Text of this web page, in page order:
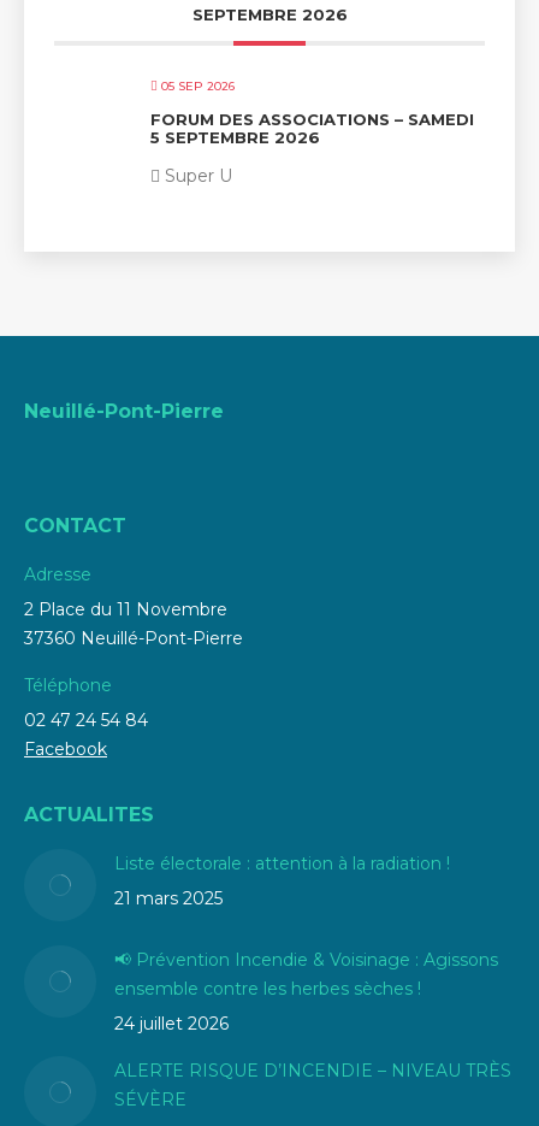
SEPTEMBRE 2026
05 SEP 2026
FORUM DES ASSOCIATIONS – SAMEDI
5 SEPTEMBRE 2026
Super U
Neuillé-Pont-Pierre
CONTACT
Adresse
2 Place du 11 Novembre
37360 Neuillé-Pont-Pierre
Téléphone
02 47 24 54 84
Facebook
ACTUALITES
Liste électorale : attention à la radiation !
21 mars 2025
📢 Prévention Incendie & Voisinage : Agissons
ensemble contre les herbes sèches !
24 juillet 2026
ALERTE RISQUE D’INCENDIE – NIVEAU TRÈS
SÉVÈRE